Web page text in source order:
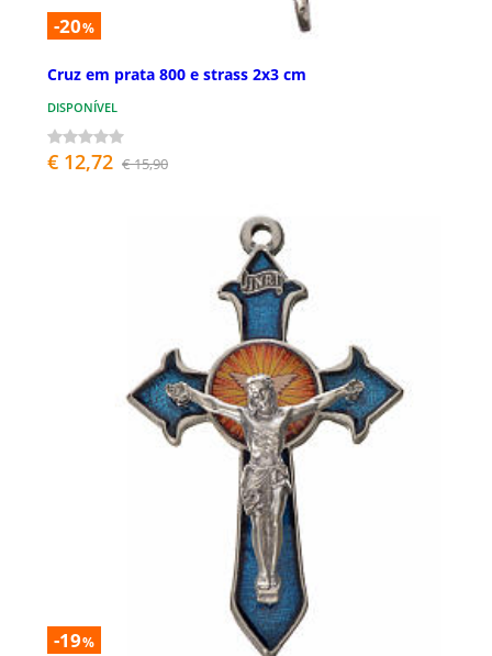
-20%
Cruz em prata 800 e strass 2x3 cm
DISPONÍVEL
€ 12,72 € 15,90
-19%